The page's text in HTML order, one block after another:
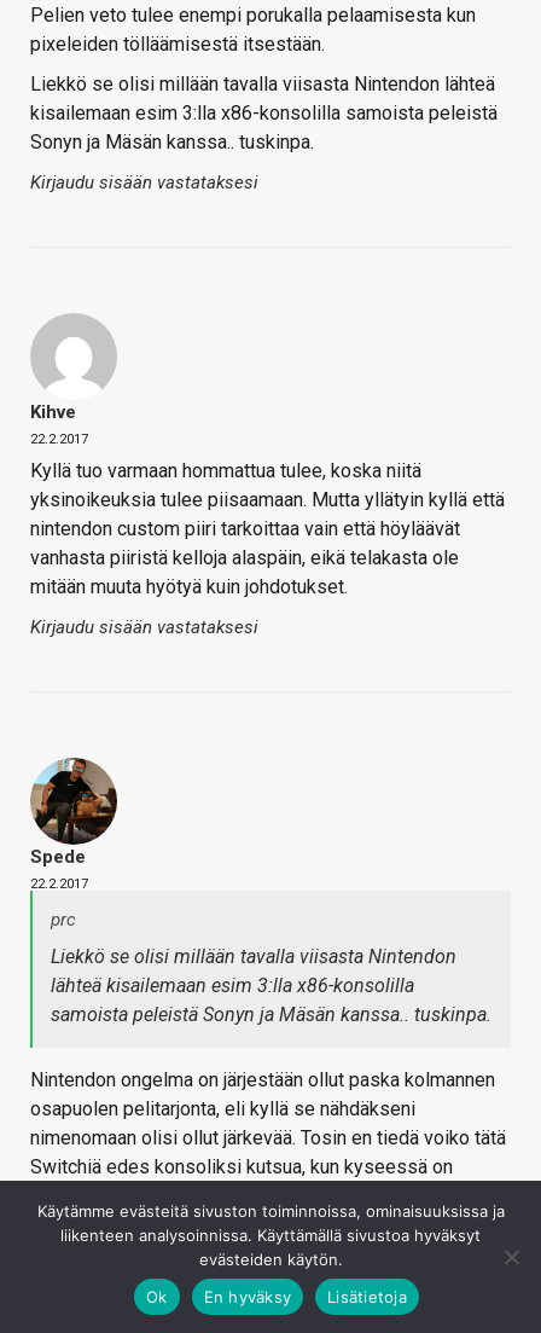
Pelien veto tulee enempi porukalla pelaamisesta kun
pixeleiden tölläämisestä itsestään.
Liekkö se olisi millään tavalla viisasta Nintendon lähteä
kisailemaan esim 3:lla x86-konsolilla samoista peleistä
Sonyn ja Mäsän kanssa.. tuskinpa.
Kirjaudu sisään vastataksesi
Kihve
22.2.2017
Kyllä tuo varmaan hommattua tulee, koska niitä
yksinoikeuksia tulee piisaamaan. Mutta yllätyin kyllä että
nintendon custom piiri tarkoittaa vain että höyläävät
vanhasta piiristä kelloja alaspäin, eikä telakasta ole
mitään muuta hyötyä kuin johdotukset.
Kirjaudu sisään vastataksesi
Spede
22.2.2017
prc
Liekkö se olisi millään tavalla viisasta Nintendon
lähteä kisailemaan esim 3:lla x86-konsolilla
samoista peleistä Sonyn ja Mäsän kanssa.. tuskinpa.
Nintendon ongelma on järjestään ollut paska kolmannen
osapuolen pelitarjonta, eli kyllä se nähdäkseni
nimenomaan olisi ollut järkevää. Tosin en tiedä voiko tätä
Switchiä edes konsoliksi kutsua, kun kyseessä on
ripulilootan jälkeen todettu, että never again.
Kirjaudu sisään vastataksesi
Käytämme evästeitä sivuston toiminnoissa, ominaisuuksissa ja
liikenteen analysoinnissa. Käyttämällä sivustoa hyväksyt
evästeiden käytön.
Ok
En hyväksy Lisätietoja